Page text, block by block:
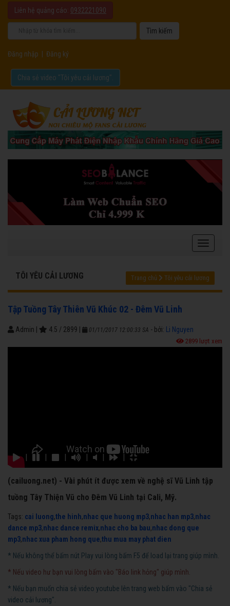
Liên hệ quảng cáo: 0932221090
Đăng nhập Đăng ký
Chia sẻ video "Tôi yêu cải lương".
TÔI YÊU CẢI LƯƠNG Trang chủ Tôi yêu cải lương
Tập Tuồng Tây Thiên Vũ Khúc 02 - Đêm Vũ Linh
Admin 4.5 / 2899 01/11/2017 12:00:33 SA - bởi: Li Nguyen
2899 lượt xem
(cailuong.net) - Vài phút ít được xem về nghệ sĩ Vũ Linh tập
tuồng Tây Thiện Vũ cho Đêm Vũ Linh tại Cali, Mỹ.
Tags: cai luong,the hinh,nhac que huong mp3,nhac han mp3,nhac
dance mp3,nhac dance remix,nhac cho ba bau,nhac dong que
mp3,nhac xua pham hong que,thu mua may phat dien
* Nếu không thể bấm nút Play vui lòng bấm F5 để load lại trang giúp mình.
* Nếu video hư bạn vui lòng bấm vào "Báo link hỏng" giúp mình.
* Nếu bạn muốn chia sẻ video youtube lên trang web bấm vào "Chia sẻ
video cải lương".